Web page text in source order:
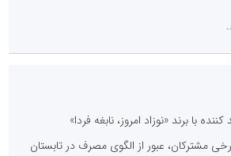
با برند «نوزاد امروز، نابغه فردا»
مشترکان، عبور از الگوی مصرف در تابستان